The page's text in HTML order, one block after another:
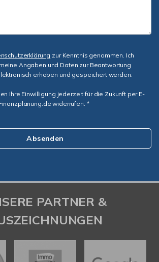
zur Kenntnis genommen. Ich
Angaben und Daten zur Beantwortung
erhoben und gespeichert werden.
Ihre Einwilligung jederzeit für die Zukunft per E-
widerrufen. *
Absenden
PARTNER &